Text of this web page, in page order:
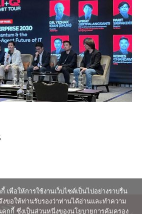
เพื่อให้การใช้งานเว็บไซต์เป็นไปอย่างราบรื่น
ขอให้ท่านรับรองว่าท่านได้อ่านและทำความ
คุกกี้ ซึ่งเป็นส่วนหนึ่งของนโยบายการคุ้มครอง